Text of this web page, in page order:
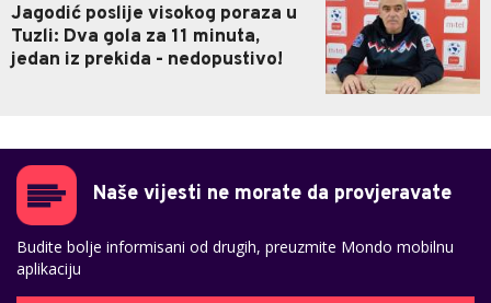
Jagodić poslije visokog poraza u
Tuzli: Dva gola za 11 minuta,
jedan iz prekida - nedopustivo!
Naše vijesti ne morate da provjeravate
Budite bolje informisani od drugih, preuzmite Mondo mobilnu
aplikaciju